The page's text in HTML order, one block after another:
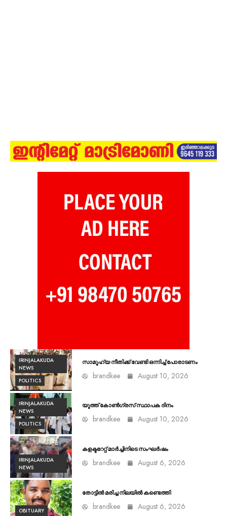
IRINJALAKUDA
NEWS
POLITICS
സാമൂഹ്യ നീതിക്ക് വേണ്ടി ഒന്നിച്ച് പോരാടണം
brandkee August 10, 2026
IRINJALAKUDA
NEWS
POLITICS
യൂത്ത് കോൺഗ്രസ്‌ സ്ഥാപക ദിനം
brandkee August 10, 2026
IRINJALAKUDA
NEWS
കളക്ടറേറ്റ് മാർച്ചിനിടെ സംഘർഷം
brandkee August 6, 2026
OBITUARY
തോട്ടിൽ മരിച്ച നിലയിൽ കണ്ടെത്തി
brandkee August 6, 2026